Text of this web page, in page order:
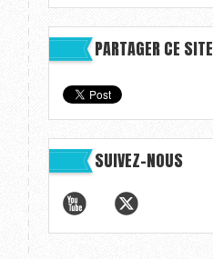
PARTAGER CE SITE
SUIVEZ-NOUS